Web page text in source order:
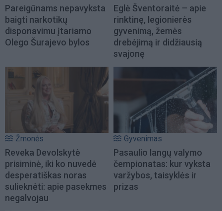
Pareigūnams nepavyksta
baigti narkotikų
disponavimu įtariamo
Olego Šurajevo bylos
Eglė Šventoraitė – apie
rinktinę, legionierės
gyvenimą, žemės
drebėjimą ir didžiausią
svajonę
Žmonės
Reveka Devolskytė
prisiminė, iki ko nuvedė
desperatiškas noras
sulieknėti: apie pasekmes
negalvojau
Gyvenimas
Pasaulio langų valymo
čempionatas: kur vyksta
varžybos, taisyklės ir
prizas